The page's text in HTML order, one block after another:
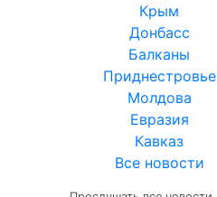
Крым
Донбасс
Балканы
Приднестровье
Молдова
Евразия
Кавказ
Все новости